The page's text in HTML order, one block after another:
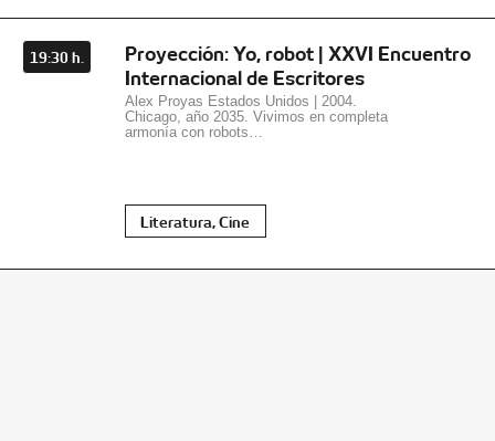
19:30 h.
Proyección: Yo, robot | XXVI Encuentro
Internacional de Escritores
Alex Proyas Estados Unidos | 2004.
Chicago, año 2035. Vivimos en completa
armonía con robots…
Literatura, Cine